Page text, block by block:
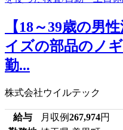
【18～39歳の男
イズの部品のノ
勤...
株式会社ウイルテック
給与 月収例267,974円